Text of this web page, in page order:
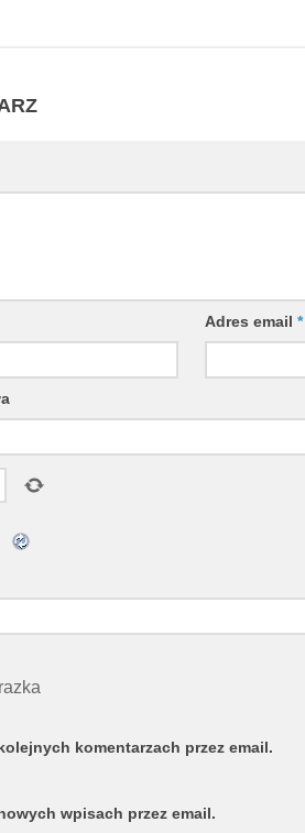
Adres email*
komentarzach przez email.
wpisach przez email.